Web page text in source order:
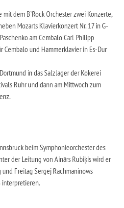
dem B’Rock Orchester zwei Konzerte,
Mozarts Klavierkonzert Nr. 17 in G-
am Cembalo Carl Philipp
Cembalo und Hammerklavier in Es-Dur
in das Salzlager der Kokerei
Ruhr und dann am Mittwoch zum
beim Symphonieorchester des
der Leitung von Ainārs Rubiķis wird er
Freitag Sergej Rachmaninows
interpretieren.